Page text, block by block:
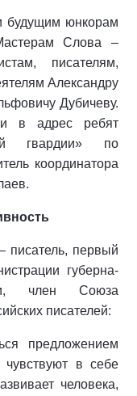
будущим юнкорам
Слова –
писате­лям,
Александру
Дуби­чеву.
в адрес ребят
гвардии» по
координатора
писатель, первый
губерна­
член Союза
писа­телей:
предложением
в себе
че­ловека,